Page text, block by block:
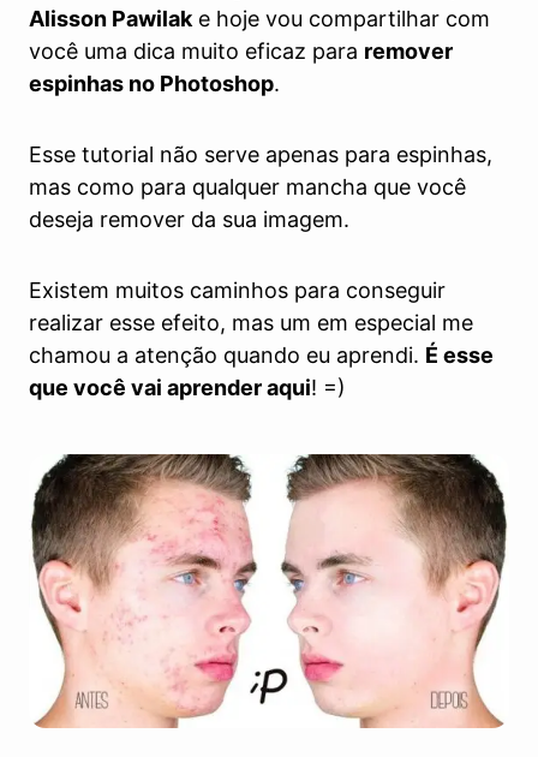
Alisson Pawilak e hoje vou compartilhar com
você uma dica muito eficaz para remover
espinhas no Photoshop.
Esse tutorial não serve apenas para espinhas,
mas como para qualquer mancha que você
deseja remover da sua imagem.
Existem muitos caminhos para conseguir
realizar esse efeito, mas um em especial me
chamou a atenção quando eu aprendi. É esse
que você vai aprender aqui! =)